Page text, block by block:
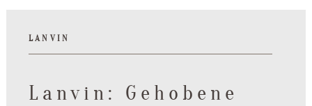
LANVIN
Lanvin: Gehobene